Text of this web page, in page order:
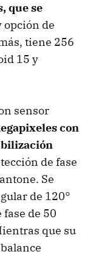
que se
opción de
tiene 256
15 y
sensor
con
de fase
Se
de 120°
de 50
que su